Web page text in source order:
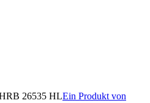
26535 HLEin Produkt von